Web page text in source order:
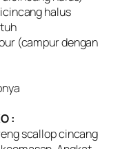
halus
(campur dengan
:
scallop cincang